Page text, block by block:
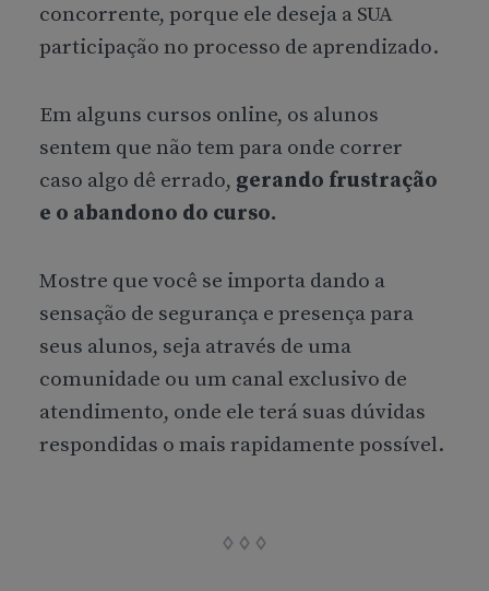
concorrente, porque ele deseja a SUA
participação no processo de aprendizado.
Em alguns cursos online, os alunos
sentem que não tem para onde correr
caso algo dê errado, gerando frustração
e o abandono do curso.
Mostre que você se importa dando a
sensação de segurança e presença para
seus alunos, seja através de uma
comunidade ou um canal exclusivo de
atendimento, onde ele terá suas dúvidas
respondidas o mais rapidamente possível.